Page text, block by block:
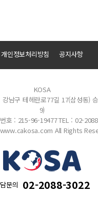
개인정보처리방침 공지사항
KOSA
남구 테헤란로77길 17(삼성동)
9)
호 : 215-96-19477TEL : 02-
All Rights
문의 02-2088-3022